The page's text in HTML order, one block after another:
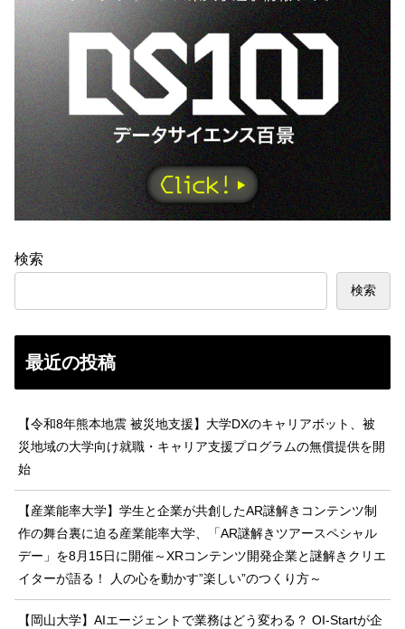
検索
検索
最近の投稿
【令和8年熊本地震 被災地支援】大学DXのキャリアボット、被
災地域の大学向け就職・キャリア支援プログラムの無償提供を開
始
【産業能率大学】学生と企業が共創したAR謎解きコンテンツ制
作の舞台裏に迫る産業能率大学、「AR謎解きツアースペシャル
デー」を8月15日に開催～XRコンテンツ開発企業と謎解きクリエ
イターが語る！ 人の心を動かす”楽しい”のつくり方～
【岡山大学】AIエージェントで業務はどう変わる？ OI-Startが企